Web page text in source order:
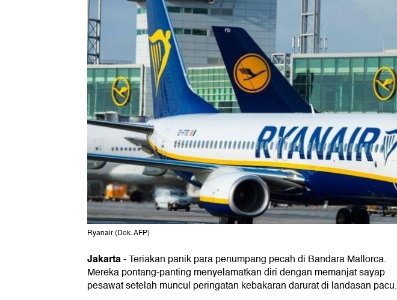
Ryanair (Dok. AFP)
Jakarta-Teriakan panik para penumpang pecah di Bandara Mallorca.
Mereka pontang-panting menyelamatkan diri dengan memanjat sayap
pesawat setelah muncul peringatan kebakaran darurat di landasan pacu.